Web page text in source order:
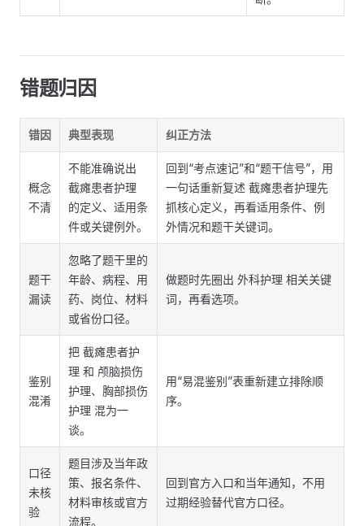
错题归因
错因 典型表现 纠正方法
概念
不清
不能准确说出
截瘫患者护理
的定义、适用条
件或关键例外。
回到“考点速记”和“题干信号”，用
一句话重新复述 截瘫患者护理先
抓核心定义，再看适用条件、例
外情况和题干关键词。
题干
漏读
忽略了题干里的
年龄、病程、用
药、岗位、材料
或省份口径。
做题时先圈出 外科护理 相关关键
词，再看选项。
鉴别
混淆
把 截瘫患者护
理 和 颅脑损伤
护理、胸部损伤
护理 混为一
谈。
用“易混鉴别”表重新建立排除顺
序。
口径
未核
验
题目涉及当年政
策、报名条件、
材料审核或官方
流程。
回到官方入口和当年通知，不用
过期经验替代官方口径。